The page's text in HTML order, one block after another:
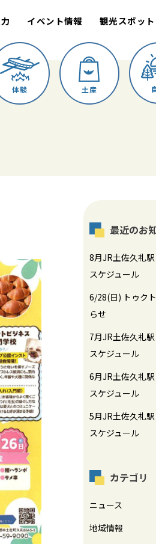
イベント情報 観光スポット
体験 土産
最近のお
8月JR土佐久礼
スケジュール
6/28(日) トゥク
らせ
7月JR土佐久礼
スケジュール
6月JR土佐久礼
スケジュール
5月JR土佐久礼
スケジュール
カテゴリ
ニュース
地域情報